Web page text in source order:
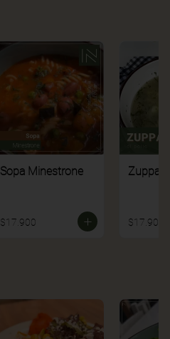
Sopa Minestrone
$17.900
Zuppa
$17.900